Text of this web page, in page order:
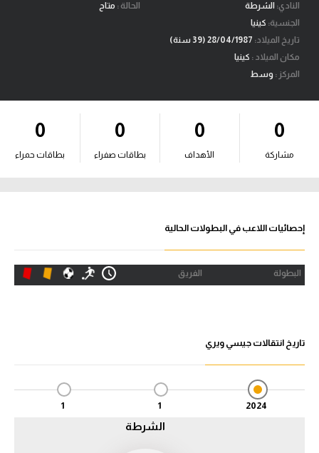
فانتازي في الجول
مسابقة التوقعات
فيديوهات
آراء حرة
ركن الألعاب
الدوري المصري
الدوري الإنجليزي الممتاز
الدوري الإيطالي
الدوري الألماني
النادي: الشرطة
الجنسية: كينيا
تاريخ الميلاد:
مكان الميلاد : كينيا
المركز : وسط
الحالة : متاح
0
مشاركة
0
الأهداف
0
بطاقات صفراء
0
بطاقات حمراء
إحصائيات اللاعب في البطولات الحالية
البطولة الفريق
تاريخ انتقالات جيسي ويري
2024
1
1
الشرطة